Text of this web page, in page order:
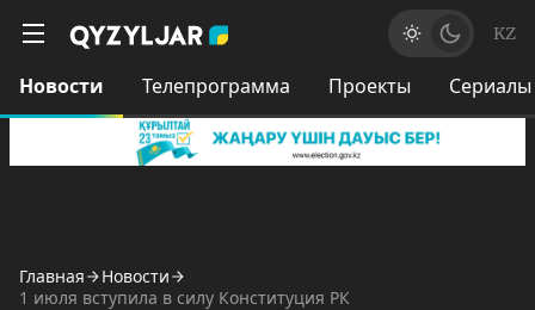
KZ
Новости Телепрограмма Проекты Сериалы
Главная
Новости
1 июля вступила в силу Конституция РК